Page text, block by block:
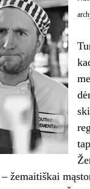
žemaitiškai